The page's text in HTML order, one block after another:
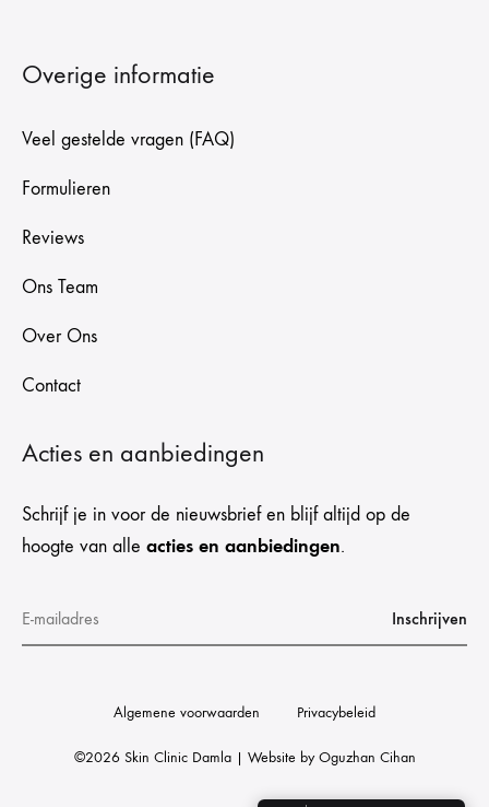
Overige informatie
Veel gestelde vragen (FAQ)
Formulieren
Reviews
Ons Team
Over Ons
Contact
Acties en aanbiedingen
Schrijf je in voor de nieuwsbrief en blijf altijd op de
hoogte van alle acties en aanbiedingen.
©2026 Skin Clinic Damla | Website byOguzhan Cihan
Algemene voorwaarden Privacybeleid